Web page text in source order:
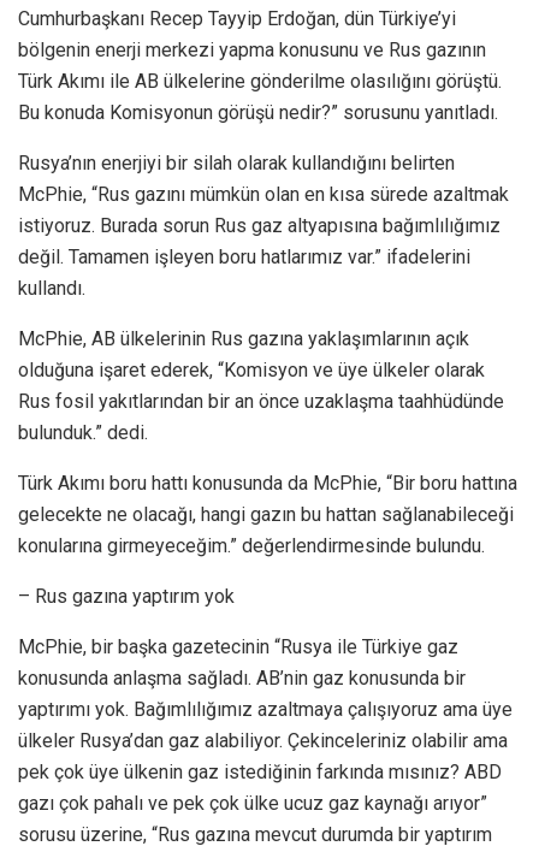
Cumhurbaşkanı Recep Tayyip Erdoğan, dün Türkiye’yi
bölgenin enerji merkezi yapma konusunu ve Rus gazının
Türk Akımı ile AB ülkelerine gönderilme olasılığını görüştü.
Bu konuda Komisyonun görüşü nedir?” sorusunu yanıtladı.
Rusya’nın enerjiyi bir silah olarak kullandığını belirten
McPhie, “Rus gazını mümkün olan en kısa sürede azaltmak
istiyoruz. Burada sorun Rus gaz altyapısına bağımlılığımız
değil. Tamamen işleyen boru hatlarımız var.” ifadelerini
kullandı.
McPhie, AB ülkelerinin Rus gazına yaklaşımlarının açık
olduğuna işaret ederek, “Komisyon ve üye ülkeler olarak
Rus fosil yakıtlarından bir an önce uzaklaşma taahhüdünde
bulunduk.” dedi.
Türk Akımı boru hattı konusunda da McPhie, “Bir boru hattına
gelecekte ne olacağı, hangi gazın bu hattan sağlanabileceği
konularına girmeyeceğim.” değerlendirmesinde bulundu.
– Rus gazına yaptırım yok
McPhie, bir başka gazetecinin “Rusya ile Türkiye gaz
konusunda anlaşma sağladı. AB’nin gaz konusunda bir
yaptırımı yok. Bağımlılığımız azaltmaya çalışıyoruz ama üye
ülkeler Rusya’dan gaz alabiliyor. Çekinceleriniz olabilir ama
pek çok üye ülkenin gaz istediğinin farkında mısınız? ABD
gazı çok pahalı ve pek çok ülke ucuz gaz kaynağı arıyor”
sorusu üzerine, “Rus gazına mevcut durumda bir yaptırım